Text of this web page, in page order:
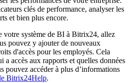
clés de performance, analyser les
et bien plus encore.
votre système de BI à Bitrix24, allez
pouvez y ajouter de nouveaux
d'accès pour les employés. Cela
a accès aux rapports et quelles données
pouvez accéder à plus d’informations
Bitrix24Help.